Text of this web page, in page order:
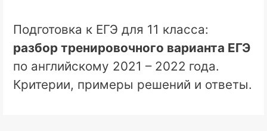
Подготовка к ЕГЭ для 11 класса:
разбор тренировочного варианта ЕГЭ
по английскому 2021 – 2022 года.
Критерии, примеры решений и ответы.